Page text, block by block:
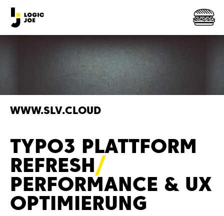
WWW.SLV.CLOUD
TYPO3 PLATTFORM
REFRESH
PERFORMANCE & UX
OPTIMIERUNG